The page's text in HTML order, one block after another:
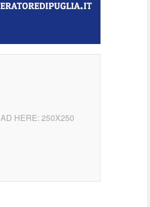
AD HERE: 250X250